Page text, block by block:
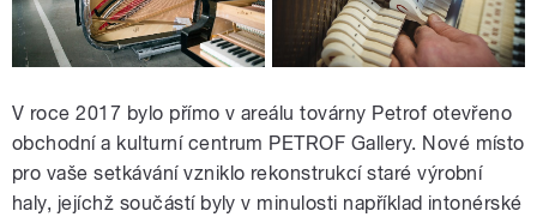
V roce 2017 bylo přímo v areálu továrny Petrof otevřeno
obchodní a kulturní centrum PETROF Gallery. Nové místo
pro vaše setkávání vzniklo rekonstrukcí staré výrobní
haly, jejíchž součástí byly v minulosti například intonérské